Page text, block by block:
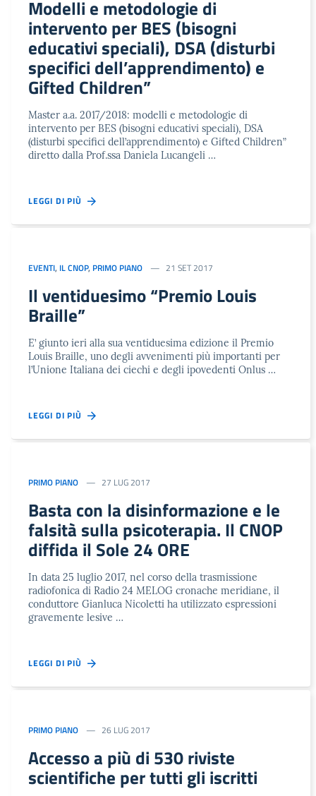
Modelli e metodologie di
intervento per BES (bisogni
educativi speciali), DSA (disturbi
specifici dell’apprendimento) e
Gifted Children”
Master a.a. 2017/2018: modelli e metodologie di
intervento per BES (bisogni educativi speciali), DSA
(disturbi specifici dell’apprendimento) e Gifted Children”
diretto dalla Prof.ssa Daniela Lucangeli …
LEGGI DI PIÙ
EVENTI, IL CNOP, PRIMO PIANO 21 SET 2017
Il ventiduesimo “Premio Louis
Braille”
E’ giunto ieri alla sua ventiduesima edizione il Premio
Louis Braille, uno degli avvenimenti più importanti per
l’Unione Italiana dei ciechi e degli ipovedenti Onlus …
LEGGI DI PIÙ
PRIMO PIANO 27 LUG 2017
Basta con la disinformazione e le
falsità sulla psicoterapia. Il CNOP
diffida il Sole 24 ORE
In data 25 luglio 2017, nel corso della trasmissione
radiofonica di Radio 24 MELOG cronache meridiane, il
conduttore Gianluca Nicoletti ha utilizzato espressioni
gravemente lesive …
LEGGI DI PIÙ
PRIMO PIANO 26 LUG 2017
Accesso a più di 530 riviste
scientifiche per tutti gli iscritti